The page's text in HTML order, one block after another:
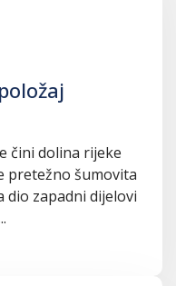
čini dolina rijeke
pretežno šumovita
dio zapadni dijelovi